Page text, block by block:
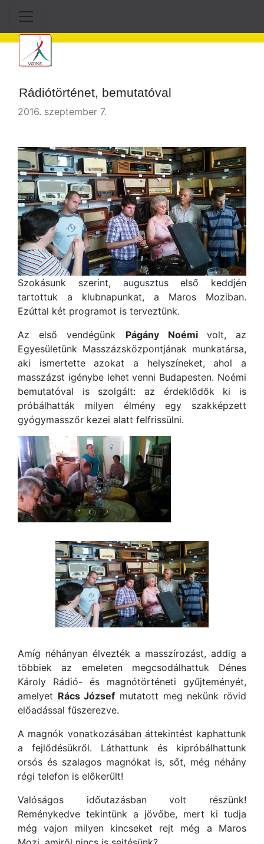
Rádiótörténet, bemutatóval
2016. szeptember 7.
Szokásunk szerint, augusztus első keddjén
tartottuk a klubnapunkat, a Maros Moziban.
Ezúttal két programot is terveztünk.
Az első vendégünk Págány Noémi volt, az
Egyesületünk Masszázsközpontjának munkatársa,
aki ismertette azokat a helyszíneket, ahol a
masszázst igénybe lehet venni Budapesten. Noémi
bemutatóval is szolgált: az érdeklődők ki is
próbálhatták milyen élmény egy szakképzett
gyógymasszőr kezei alatt felfrissülni.
Amíg néhányan élvezték a masszírozást, addig a
többiek az emeleten megcsodálhattuk Dénes
Károly Rádió- és magnótörténeti gyűjteményét,
amelyet Rács József mutatott meg nekünk rövid
előadással fűszerezve.
A magnók vonatkozásában áttekintést kaphattunk
a fejlődésükről. Láthattunk és kipróbálhattunk
orsós és szalagos magnókat is, sőt, még néhány
régi telefon is előkerült!
Valóságos időutazásban volt részünk!
Reménykedve tekintünk a jövőbe, mert ki tudja
még vajon milyen kincseket rejt még a Maros